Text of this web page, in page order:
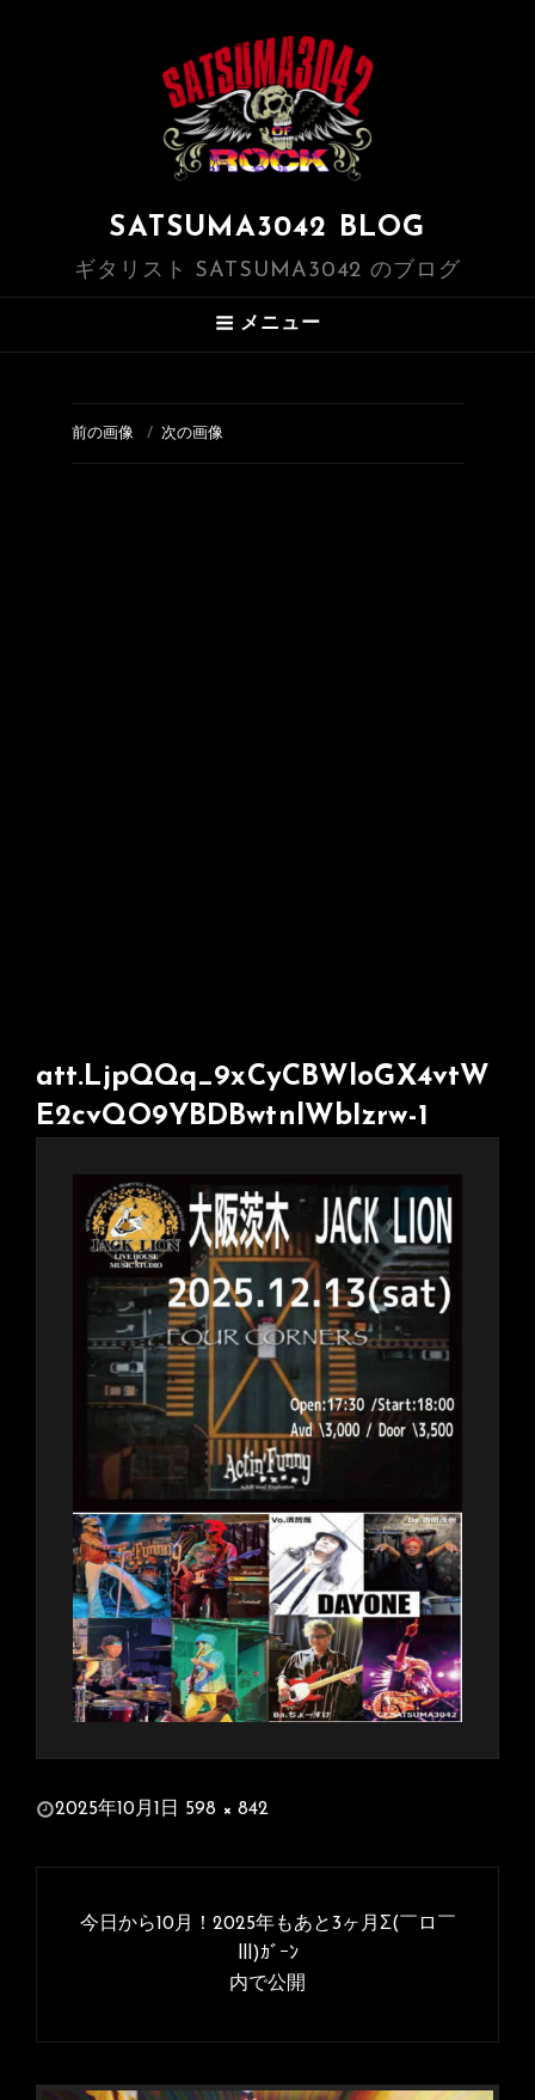
SATSUMA3042 BLOG
ギタリスト SATSUMA3042 のブログ
メニュー
前の画像 次の画像
att.LjpQQq_9xCyCBWloGX4vtW
E2cvQO9YBDBwtnlWbIzrw-1
投
日:
2025年10月1日
ル
598 × 842
ゲ
今日から10月！2025年もあと3ヶ月Σ(￣ロ￣
lll)ｶﾞｰﾝ
内で公開